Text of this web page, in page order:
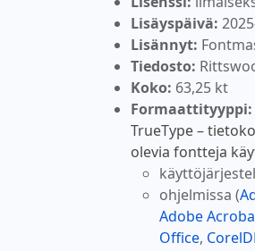
Lisäyspäivä:
Lisännyt:
Tiedosto:
Koko: 63,25 kt
Formaattityyppi:
TrueType –
olevia fontteja
ohjelmissa (
Adobe
Office,